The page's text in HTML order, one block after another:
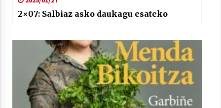
2×07: Salbiaz asko daukagu esateko